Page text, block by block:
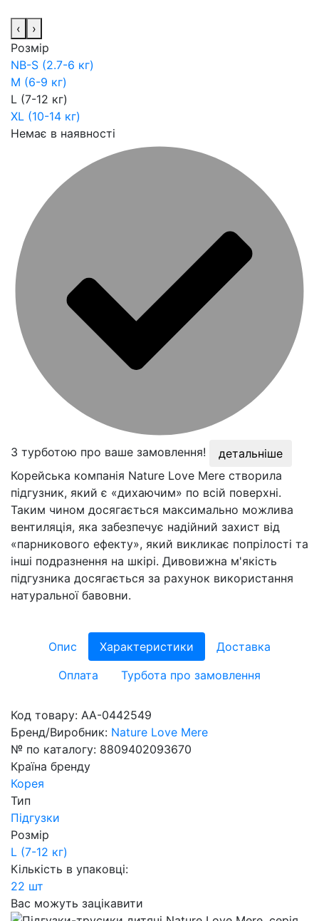
‹
›
Розмір
NB-S (2.7-6 кг)
M (6-9 кг)
L (7-12 кг)
XL (10-14 кг)
Немає в наявності
З турботою про ваше замовлення!
детальніше
Корейська компанія Nature Love Mere створила
підгузник, який є «дихаючим» по всій поверхні.
Таким чином досягається максимально можлива
вентиляція, яка забезпечує надійний захист від
«парникового ефекту», який викликає попрілості та
інші подразнення на шкірі. Дивовижна м'якість
підгузника досягається за рахунок використання
натуральної бавовни.
Опис Характеристики
Доставка
Оплата
Турбота про замовлення
Код товару: AA-0442549
Бренд/Виробник: Nature Love Mere
№ по каталогу: 8809402093670
Країна бренду
Корея
Тип
Підгузки
Розмір
L (7-12 кг)
Кількість в упаковці:
22 шт
Вас можуть зацікавити